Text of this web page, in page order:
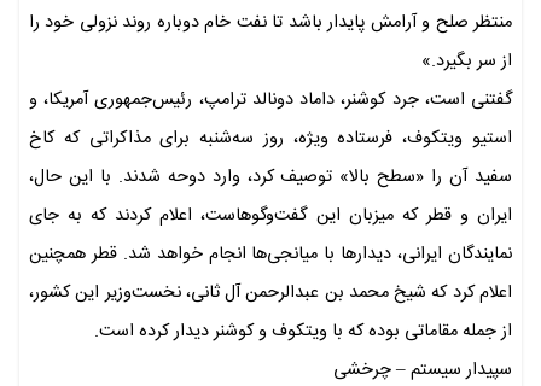
منتظر صلح و آرامش پایدار باشد تا نفت خام دوباره روند نزولی خود را
از سر بگیرد.»
گفتنی است، جرد کوشنر، داماد دونالد ترامپ، رئیس‌جمهوری آمریکا، و
استیو ویتکوف، فرستاده ویژه، روز سه‌شنبه برای مذاکراتی که کاخ
سفید آن را «سطح بالا» توصیف کرد، وارد دوحه شدند. با این حال،
ایران و قطر که میزبان این گفت‌وگوهاست، اعلام کردند که به جای
نمایندگان ایرانی، دیدارها با میانجی‌ها انجام خواهد شد. قطر همچنین
اعلام کرد که شیخ محمد بن عبدالرحمن آل ثانی، نخست‌وزیر این کشور،
از جمله مقاماتی بوده که با ویتکوف و کوشنر دیدار کرده است.
سپیدار سیستم – چرخشی